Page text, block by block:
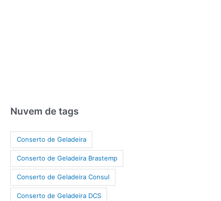
Nuvem de tags
Conserto de Geladeira
Conserto de Geladeira Brastemp
Conserto de Geladeira Consul
Conserto de Geladeira DCS